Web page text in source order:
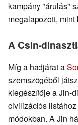
kampány "árulás"
megalapozott, mint
A Csin-
Míg a hadjárat a
szemszögéből
kiegészítője a Jin-
civilizációs
módokban. A Jin